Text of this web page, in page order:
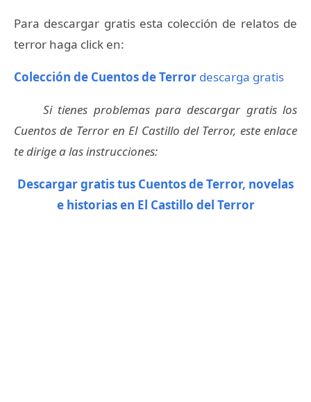
Para descargar gratis esta colección de relatos de
terror haga click en:
Colección de Cuentos de Terror descarga gratis
Si tienes problemas para descargar gratis los
Cuentos de Terror en El Castillo del Terror, este enlace
te dirige a las instrucciones:
Descargar gratis tus Cuentos de Terror, novelas
e historias en El Castillo del Terror